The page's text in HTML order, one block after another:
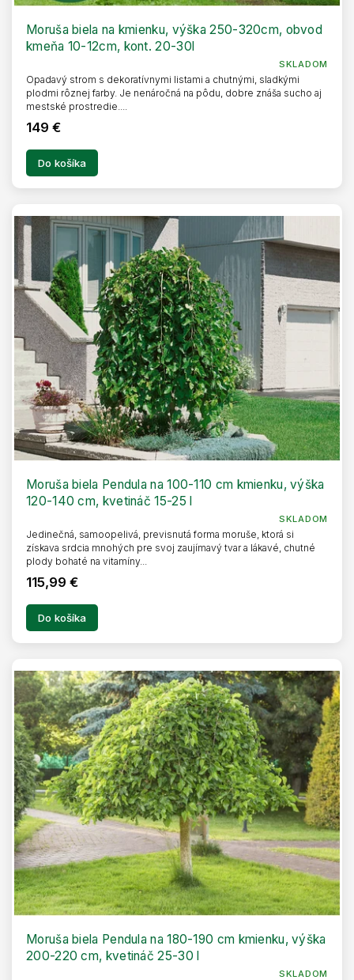
Moruša biela na kmienku, výška 250-320cm, obvod
kmeňa 10-12cm, kont. 20-30l
SKLADOM
149 €
Do košíka
Opadavý strom s dekoratívnymi listami a chutnými, sladkými
plodmi rôznej farby. Je nenáročná na pôdu, dobre znáša sucho aj
mestské prostredie....
Moruša biela Pendula na 100-110 cm kmienku, výška
120-140 cm, kvetináč 15-25 l
SKLADOM
115,99 €
Do košíka
Jedinečná, samoopelivá, previsnutá forma moruše, ktorá si
získava srdcia mnohých pre svoj zaujímavý tvar a lákavé, chutné
plody bohaté na vitamíny...
Moruša biela Pendula na 180-190 cm kmienku, výška
200-220 cm, kvetináč 25-30 l
SKLADOM